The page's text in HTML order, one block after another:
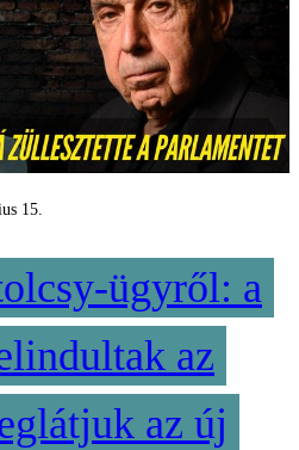
15.
ügyről: a
az
az új